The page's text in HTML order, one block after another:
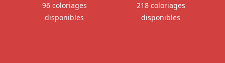
96 coloriages
disponibles
218 coloriages
disponibles